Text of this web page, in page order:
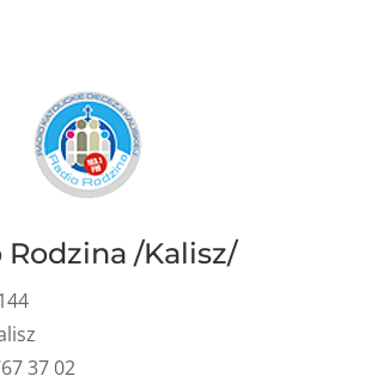
Rodzina /Kalisz/
37 02